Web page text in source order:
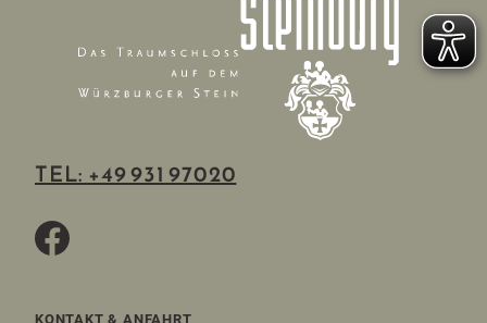
TEL: +49 931 97020
KONTAKT & ANFAHRT